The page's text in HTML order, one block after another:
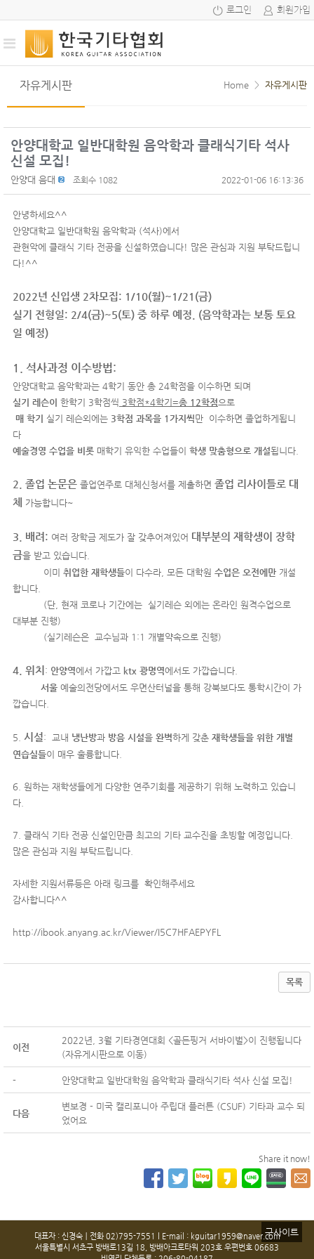
로그인 회원가입
자유게시판 Home > 자유게시판
안양대학교 일반대학원 음악학과 클래식기타 석사
신설 모집!
안양대 음대 조회수 1082 2022-01-06 16:13:36
안녕하세요^^
안양대학교 일반대학원 음악학과 (석사)에서
관현악에 클래식 기타 전공을 신설하였습니다! 많은 관심과 지원 부탁드립니
다!^^
2022년 신입생 2차모집: 1/10(월)~1/21(금)
실기 전형일: 2/4(금)~5(토) 중 하루 예정. (음악학과는 보통 토요
일 예정)
1. 석사과정 이수방법:
안양대학교 음악학과는 4학기 동안 총 24학점을 이수하면 되며
실기 레슨이 한학기 3학점씩 3학점*4학기=총 12학점으로
매 학기
실기 레슨외에는 3학점 과목을 1가지씩만 이수하면 졸업하게됩니
다
예술경영 수업을 비롯 매학기 유익한 수업들이 학생 맞춤형으로 개설됩니다.
2. 졸업 논문은 졸업연주로 대체신청서를 제출하면 졸업 리사이틀로 대
체
가능합니다~
3. 배려: 여러 장학금 제도가 잘 갖추어져있어 대부분의 재학생이 장학
금을 받고 있습니다.
이미 취업한 재학생들이 다수라, 모든 대학원 수업은 오전에만 개설
합니다.
(단, 현재 코로나 기간에는 실기레슨 외에는 온라인 원격수업으로
대부분 진행)
(실기레슨은 교수님과 1:1 개별약속으로 진행)
4. 위치 : 안양역에서 가깝고 ktx 광명역에서도 가깝습니다.
서울 예술의전당에서도 우면산터널을 통해 강북보다도 통학시간이 가
깝습니다.
5. 시설: 교내 냉난방과 방음 시설을 완벽하게 갖춘 재학생들을 위한 개별
연습실들이 매우 훌륭합니다.
6. 원하는 재학생들에게 다양한 연주기회를 제공하기 위해 노력하고 있습니
다.
7. 클래식 기타 전공 신설인만큼 최고의 기타 교수진을 초빙할 예정입니다.
많은 관심과 지원 부탁드립니다.
자세한 지원서류등은 아래 링크를 확인해주세요
감사합니다^^
http://ibook.anyang.ac.kr/Viewer/I5C7HFAEPYFL
목록
이전
2022년, 3월 기타경연대회 <골든핑거 서바이벌>이 진행됩니다
(자유게시판으로 이동)
- 안양대학교 일반대학원 음악학과 클래식기타 석사 신설 모집!
다음
변보경 - 미국 캘리포니아 주립대 플러튼 (CSUF) 기타과 교수 되
었어요
Share it now!
구사이트
대표자 : 신경숙ㅣ전화 02)795-7551 l E-mail : kguitar1959@naver.com
서울특별시 서초구 방배로13길 18, 방배아크로타워 203호 우편번호 06683